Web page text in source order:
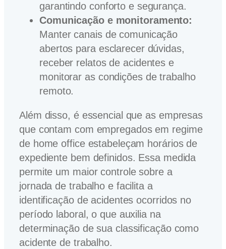
garantindo conforto e segurança.
Comunicação e monitoramento:
Manter canais de comunicação
abertos para esclarecer dúvidas,
receber relatos de acidentes e
monitorar as condições de trabalho
remoto.
Além disso, é essencial que as empresas
que contam com empregados em regime
de home office estabeleçam horários de
expediente bem definidos. Essa medida
permite um maior controle sobre a
jornada de trabalho e facilita a
identificação de acidentes ocorridos no
período laboral, o que auxilia na
determinação de sua classificação como
acidente de trabalho.